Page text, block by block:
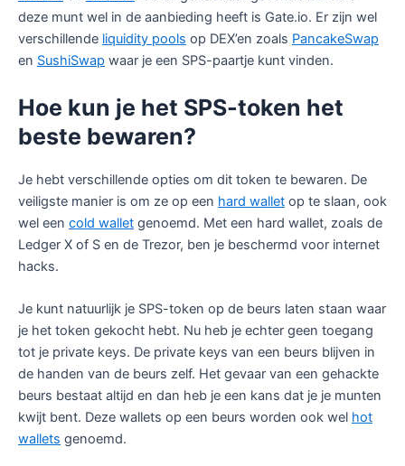
deze munt wel in de aanbieding heeft is Gate.io. Er zijn wel
verschillende liquidity pools op DEX’en zoals PancakeSwap
en SushiSwap waar je een SPS-paartje kunt vinden.
Hoe kun je het SPS-token het
beste bewaren?
Je hebt verschillende opties om dit token te bewaren. De
veiligste manier is om ze op een hard wallet op te slaan, ook
wel een cold wallet genoemd. Met een hard wallet, zoals de
Ledger X of S en de Trezor, ben je beschermd voor internet
hacks.
Je kunt natuurlijk je SPS-token op de beurs laten staan waar
je het token gekocht hebt. Nu heb je echter geen toegang
tot je private keys. De private keys van een beurs blijven in
de handen van de beurs zelf. Het gevaar van een gehackte
beurs bestaat altijd en dan heb je een kans dat je je munten
kwijt bent. Deze wallets op een beurs worden ook wel hot
wallets genoemd.